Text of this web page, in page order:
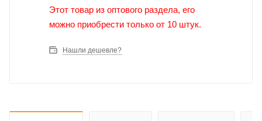
Этот товар из оптового раздела, его
можно приобрести только от 10 штук.
Нашли дешевле?